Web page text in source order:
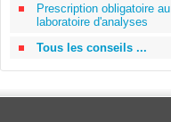
Prescription obligatoire au
laboratoire d'analyses
Tous les conseils ...